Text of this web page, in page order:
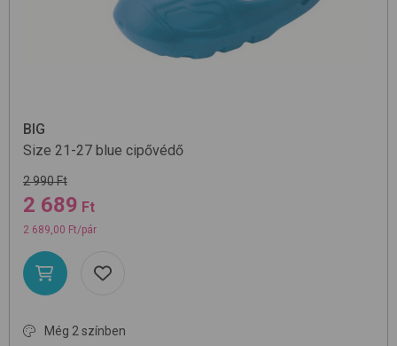
BIG
Size 21-27 blue cipővédő
2 990 Ft
2 689 Ft
2 689,00 Ft/pár
Még 2 színben